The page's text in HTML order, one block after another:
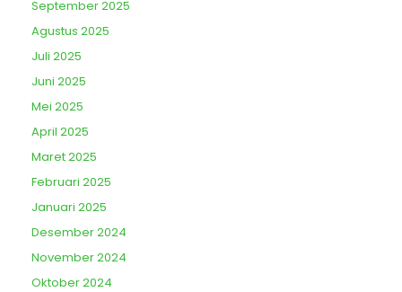
September 2025
Agustus 2025
Juli 2025
Juni 2025
Mei 2025
April 2025
Maret 2025
Februari 2025
Januari 2025
Desember 2024
November 2024
Oktober 2024